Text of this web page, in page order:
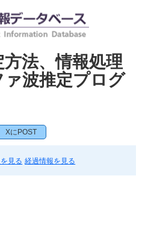
法、情報処理
波推定プログ
XにPOST
見る 経過情報を見る